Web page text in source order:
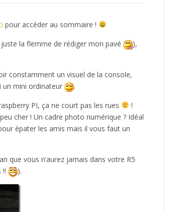
pour accéder au sommaire !
la flemme de rédiger mon pavé
),
constamment un visuel de la console,
un mini ordinateur
.
PI, ça ne court pas les rues
!
cher ! Un cadre photo numérique ? Idéal
épater les amis mais il vous faut un
que vous n’aurez jamais dans votre R5
!!
).